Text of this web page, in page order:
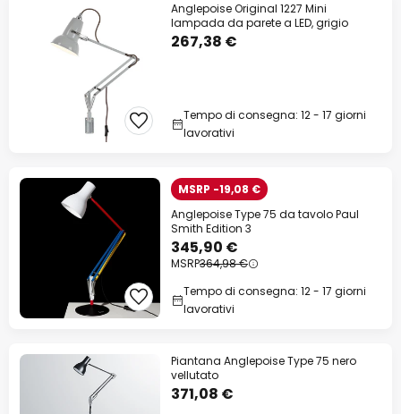
Anglepoise Original 1227 Mini
lampada da parete a LED, grigio
267,38 €
Tempo di consegna: 12 - 17 giorni
lavorativi
MSRP -19,08 €
Anglepoise Type 75 da tavolo Paul
Smith Edition 3
345,90 €
MSRP364,98 €
Tempo di consegna: 12 - 17 giorni
lavorativi
Piantana Anglepoise Type 75 nero
vellutato
371,08 €